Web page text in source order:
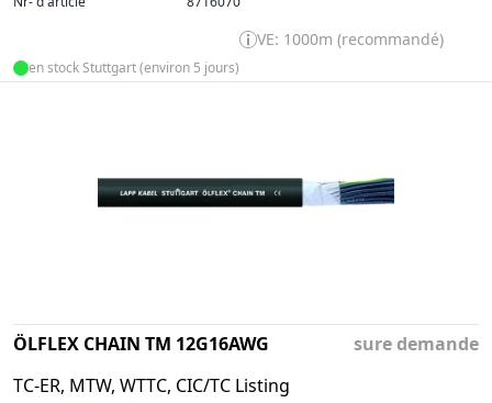
VE: 1000m (recommandé)
en stock Stuttgart (environ 5 jours)
ÖLFLEX CHAIN TM 12G16AWG
TC-ER, MTW, WTTC, CIC/TC Listing
sure demande